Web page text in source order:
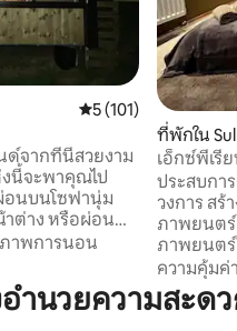
คะแนนเฉลี่ย 5 จาก 5,
5 (101)
ด์จากที่นี่สวยงาม
นี้จะพาคุณไป
นบนโซฟานุ่ม
ต่าง หรือผ่อน
ไฟ คุณจะได้พบ
อุทยานแห่งชาติ
และผับในหมู่บ้าน
าพการนอน
ที่พักใน
เอ็กซ์พีเรี
ประสบกา
วงการ สร้
ภาพยนตร์
ภาพยนต
มาให้คุณ! คุณจะได้รับระบบเสียงรอบ
ทิศทางแบ
นำ)
ความคุ้มค่า
ำนวยความสะด